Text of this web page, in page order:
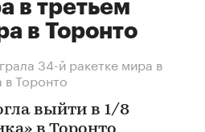
в третьем
в Торонто
34-й ракетке мира в
в Торонто
выйти в 1/8